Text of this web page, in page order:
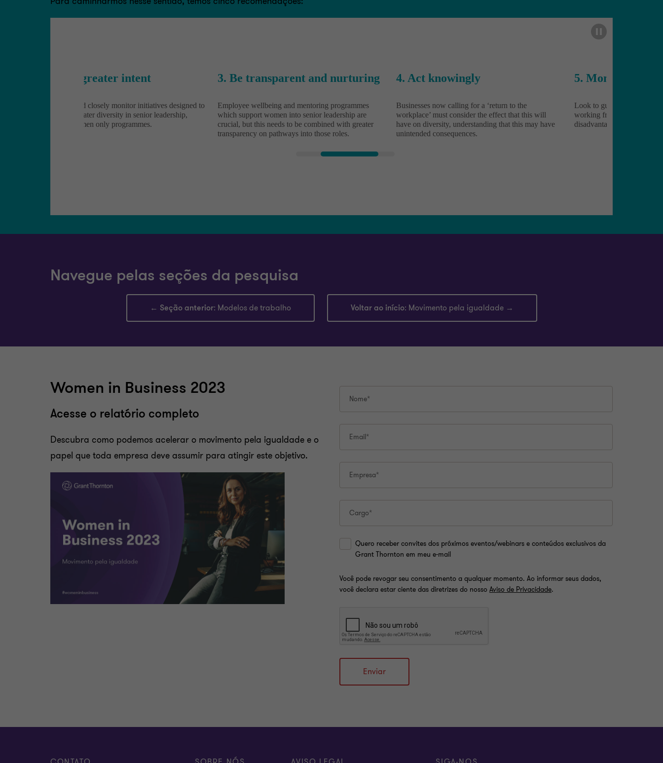
Navegue pelas seções da pesquisa
← Seção anterior: Modelos de trabalho Voltar ao início: Movimento pela igualdade →
Women in Business 2023
Acesse o relatório completo
Descubra como podemos acelerar o movimento pela igualdade e o
papel que toda empresa deve assumir para atingir este objetivo.
Nome*
Email*
Empresa*
Cargo*
Quero receber convites dos próximos eventos/webinars e conteúdos exclusivos da
Grant Thornton em meu e-mail
Você pode revogar seu consentimento a qualquer momento. Ao informar seus dados,
você declara estar ciente das diretrizes do nosso Aviso de Privacidade.
Enviar